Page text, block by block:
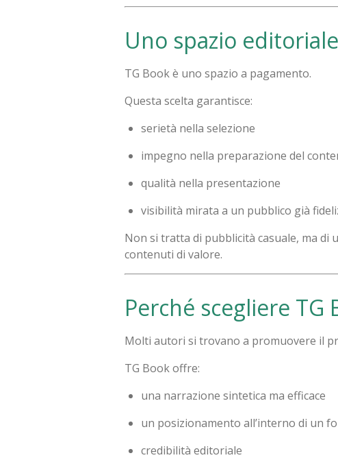
Uno spazio
TG Book è uno spazio a pagamento.
Questa scelta garantisce:
serietà nella selezione
impegno nella preparazione del
qualità nella presentazione
visibilità mirata a un pubblico già
Non si tratta di pubblicità casuale, ma
contenuti di valore.
Perché scegliere TG
Molti autori si trovano a promuovere il
TG Book offre:
una narrazione sintetica ma efficace
un posizionamento all’interno di un
credibilità editoriale